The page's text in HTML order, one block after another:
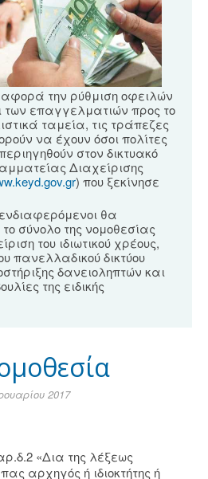
την ρύθμιση οφειλών
των επαγγελματιών προς το
ταμεία, τις τράπεζες
να έχουν όσοι πολίτες
στον δικτυακό
Διαχείρισης
) που ξεκίνησε
θα
σύνολο της νομοθεσίας
του ιδιωτικού χρέους,
πανελλαδικού δικτύου
δανειοληπτών και
της ειδικής
2017
«Δια της λέξεως
αρχηγός ή ιδιοκτήτης ή